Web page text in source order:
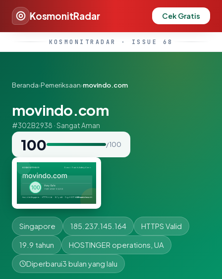
KosmonitRadar Cek Gratis
KOSMONITRADAR · ISSUE 68
Beranda›Pemeriksaan›movindo.com
movindo.com
#302B2938 · Sangat Aman
100 / 100
Singapore 185.237.145.164 HTTPS Valid
19.9 tahun HOSTINGER operations, UA
Diperbarui3 bulan yang lalu